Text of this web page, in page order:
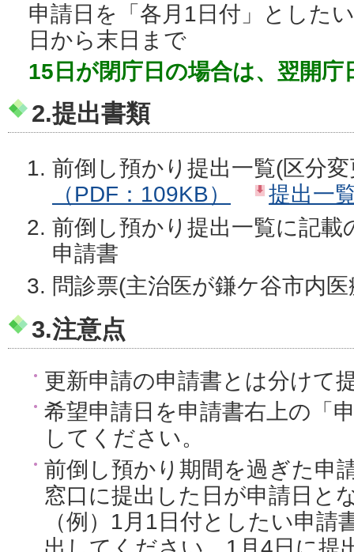
申請日を「各月1日付」とした
日から末日まで
15日が閉庁日の場合は、翌開
2.提出書類
前倒し預かり提出一覧(区分
（PDF：109KB）
提出一
前倒し預かり提出一覧に記載
申請書
問診票(主治医が鎌ケ谷市内
3.注意点
更新申請の申請書とは分けて
希望申請日を申請書右上の「
してください。
前倒し預かり期間を過ぎた申
窓口に提出した日が申請日と
（例）1月1日付としたい申